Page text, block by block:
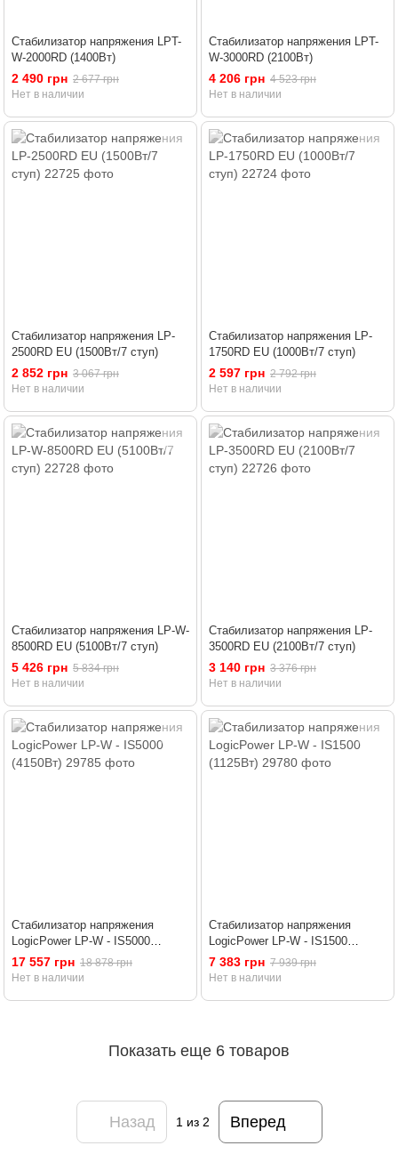
Стабилизатор напряжения LPT-
W-2000RD (1400Вт)
2 490 грн 2 677 грн
Нет в наличии
Стабилизатор напряжения LPT-
W-3000RD (2100Вт)
4 206 грн 4 523 грн
Нет в наличии
Стабилизатор напряжения LP-
2500RD EU (1500Вт/7 ступ)
2 852 грн 3 067 грн
Нет в наличии
Стабилизатор напряжения LP-
1750RD EU (1000Вт/7 ступ)
2 597 грн 2 792 грн
Нет в наличии
Стабилизатор напряжения LP-W-
8500RD EU (5100Вт/7 ступ)
5 426 грн 5 834 грн
Нет в наличии
Стабилизатор напряжения LP-
3500RD EU (2100Вт/7 ступ)
3 140 грн 3 376 грн
Нет в наличии
Стабилизатор напряжения
LogicPower LP-W - IS5000
(4150Вт)
17 557 грн 18 878 грн
Нет в наличии
Стабилизатор напряжения
LogicPower LP-W - IS1500
(1125Вт)
7 383 грн 7 939 грн
Нет в наличии
Показать еще 6 товаров
Назад 1 из 2 Вперед